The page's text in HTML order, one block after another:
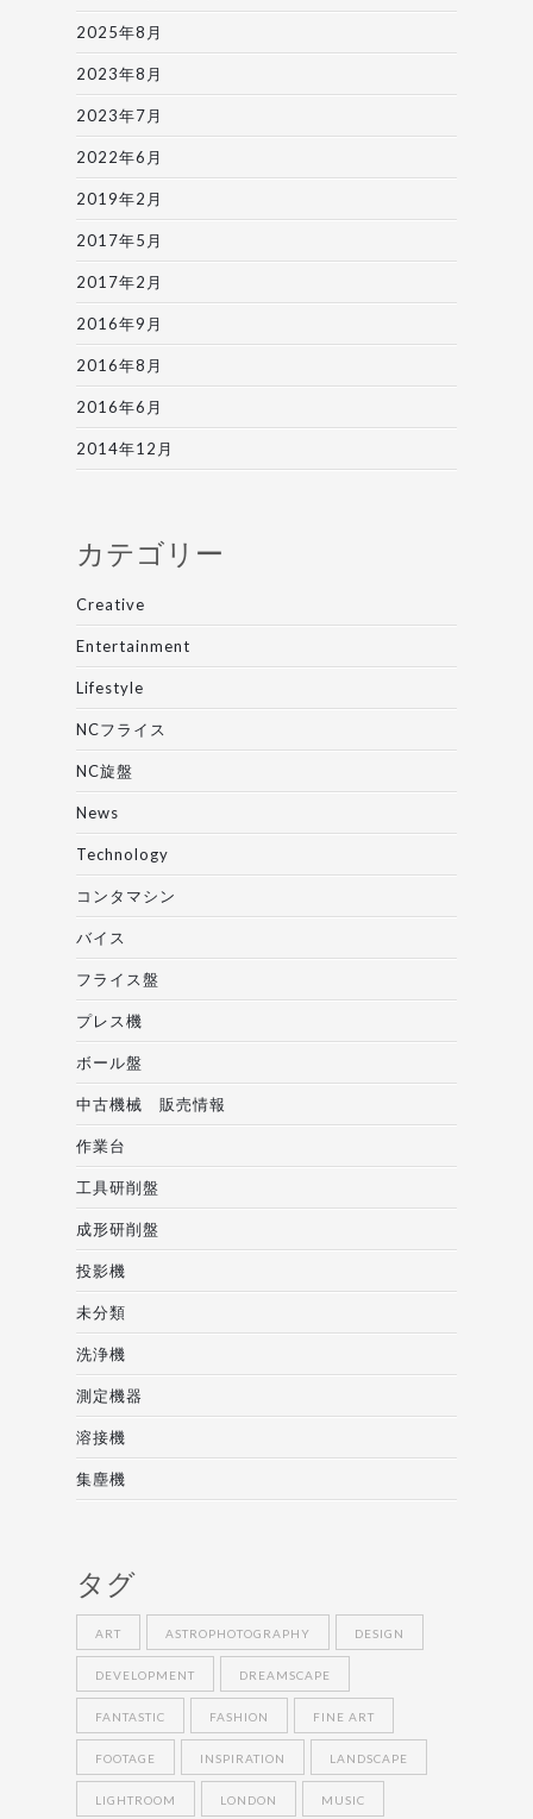
2025年8月
2023年8月
2023年7月
2022年6月
2019年2月
2017年5月
2017年2月
2016年9月
2016年8月
2016年6月
2014年12月
カテゴリー
Creative
Entertainment
Lifestyle
NCフライス
NC旋盤
News
Technology
コンタマシン
バイス
フライス盤
プレス機
ボール盤
中古機械 販売情報
作業台
工具研削盤
成形研削盤
投影機
未分類
洗浄機
測定機器
溶接機
集塵機
タグ
ART ASTROPHOTOGRAPHY DESIGN
DEVELOPMENT DREAMSCAPE
FANTASTIC FASHION FINE ART
FOOTAGE INSPIRATION LANDSCAPE
LIGHTROOM LONDON MUSIC